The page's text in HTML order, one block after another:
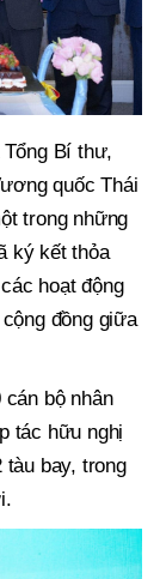
Bí thư,
quốc Thái
trong những
ký kết thỏa
hoạt động
đồng giữa
cán bộ nhân
tác hữu nghị
tàu bay, trong